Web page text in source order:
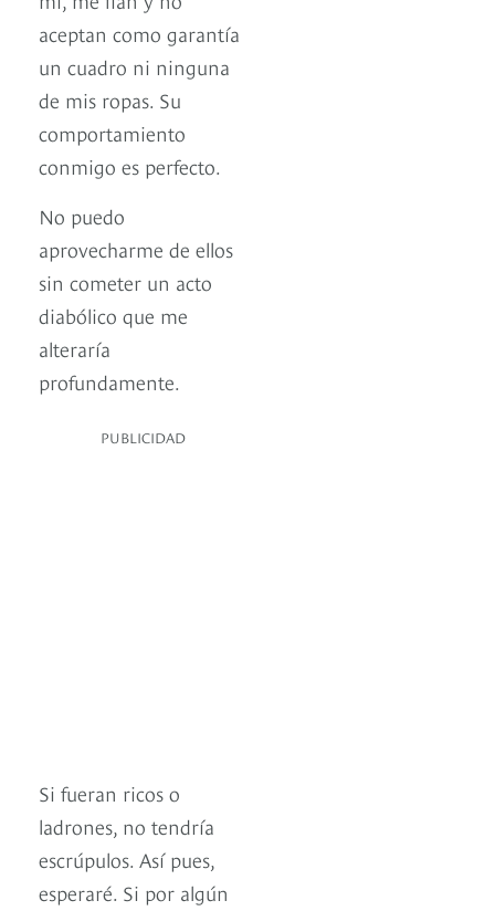
aceptan como garantía
un cuadro ni ninguna
de mis ropas. Su
comportamiento
conmigo es perfecto.
No puedo
aprovecharme de ellos
sin cometer un acto
diabólico que me
alteraría
profundamente.
PUBLICIDAD
Si fueran ricos o
ladrones, no tendría
escrúpulos. Así pues,
esperaré. Si por algún